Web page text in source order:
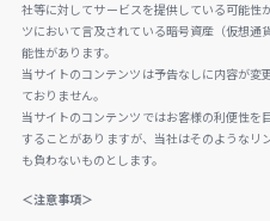
社等に対してサービスを提供している可能性
ツにおいて言及されている暗号資産（仮想
能性があります。
当サイトのコンテンツは予告なしに内容が変
ておりません。
当サイトのコンテンツではお客様の利便性を
することがありますが、当社はそのような
も負わないものとします。
＜注意事項＞